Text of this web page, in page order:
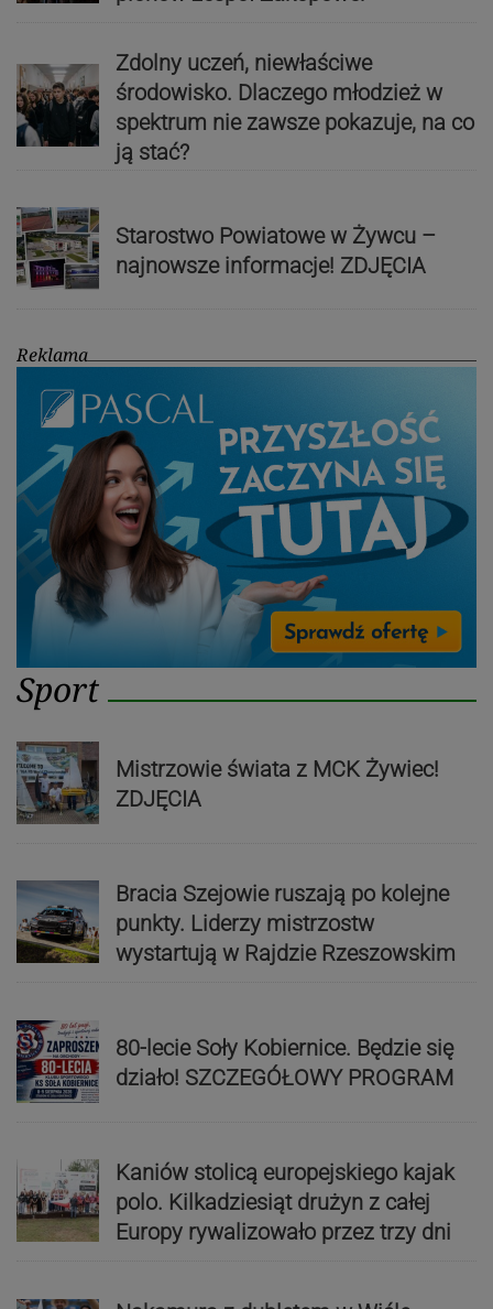
Zdolny uczeń, niewłaściwe
środowisko. Dlaczego młodzież w
spektrum nie zawsze pokazuje, na co
ją stać?
Starostwo Powiatowe w Żywcu –
najnowsze informacje! ZDJĘCIA
Reklama
Sport
Mistrzowie świata z MCK Żywiec!
ZDJĘCIA
Bracia Szejowie ruszają po kolejne
punkty. Liderzy mistrzostw
wystartują w Rajdzie Rzeszowskim
80-lecie Soły Kobiernice. Będzie się
działo! SZCZEGÓŁOWY PROGRAM
Kaniów stolicą europejskiego kajak
polo. Kilkadziesiąt drużyn z całej
Europy rywalizowało przez trzy dni